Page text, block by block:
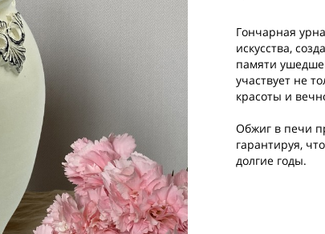
Гончарная
искусства,
памяти
участвует не
красоты и
Обжиг в печи
гарантируя,
долгие годы.